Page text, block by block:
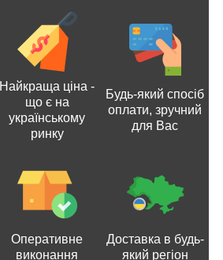
Найкраща ціна -
що є на
українському
ринку
Будь-який спосіб
оплати, зручний
для Вас
Оперативне
виконання
Доставка в будь-
який регіон